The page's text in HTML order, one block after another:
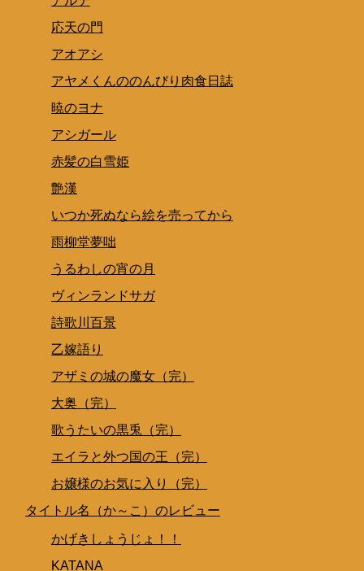
応天の門
アオアシ
アヤメくんののんびり肉食日誌
暁のヨナ
アシガール
赤髪の白雪姫
艶漢
いつか死ぬなら絵を売ってから
雨柳堂夢咄
うるわしの宵の月
ヴィンランドサガ
詩歌川百景
乙嫁語り
アザミの城の魔女（完）
大奥（完）
歌うたいの黒兎（完）
エイラと外つ国の王（完）
お嬢様のお気に入り（完）
タイトル名（か～こ）のレビュー
かげきしょうじょ！！
KATANA